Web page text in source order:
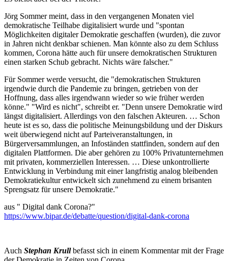
Jörg Sommer meint, dass in den vergangenen Monaten viel
demokratische Teilhabe digitalisiert wurde und "spontan
Möglichkeiten digitaler Demokratie geschaffen (wurden), die zuvor
in Jahren nicht denkbar schienen. Man könnte also zu dem Schluss
kommen, Corona hätte auch für unsere demokratischen Strukturen
einen starken Schub gebracht. Nichts wäre falscher."
Für Sommer werde versucht, die "demokratischen Strukturen
irgendwie durch die Pandemie zu bringen, getrieben von der
Hoffnung, dass alles irgendwann wieder so wie früher werden
könne." "Wird es nicht", schreibt er. "Denn unsere Demokratie wird
längst digitalisiert. Allerdings von den falschen Akteuren. … Schon
heute ist es so, dass die politische Meinungsbildung und der Diskurs
weit überwiegend nicht auf Parteiveranstaltungen, in
Bürgerversammlungen, an Infoständen stattfinden, sondern auf den
digitalen Plattformen. Die aber gehören zu 100% Privatunternehmen
mit privaten, kommerziellen Interessen. … Diese unkontrollierte
Entwicklung in Verbindung mit einer langfristig analog bleibenden
Demokratiekultur entwickelt sich zunehmend zu einem brisanten
Sprengsatz für unsere Demokratie."
aus " Digital dank Corona?"
https://www.bipar.de/debatte/question/digital-dank-corona
Auch Stephan Krullbefasst sich in einem Kommentar mit der Frage